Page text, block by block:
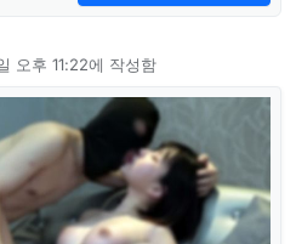
오후 11:22에 작성함